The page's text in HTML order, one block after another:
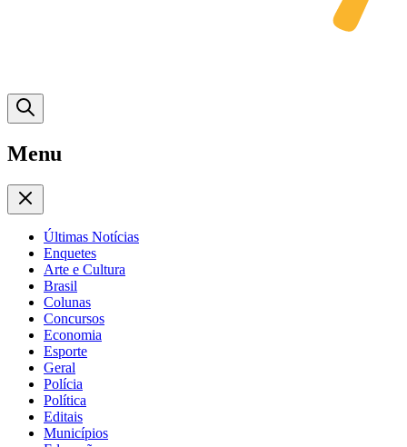
Menu
Últimas Notícias
Enquetes
Arte e Cultura
Brasil
Colunas
Concursos
Economia
Esporte
Geral
Polícia
Política
Editais
Municípios